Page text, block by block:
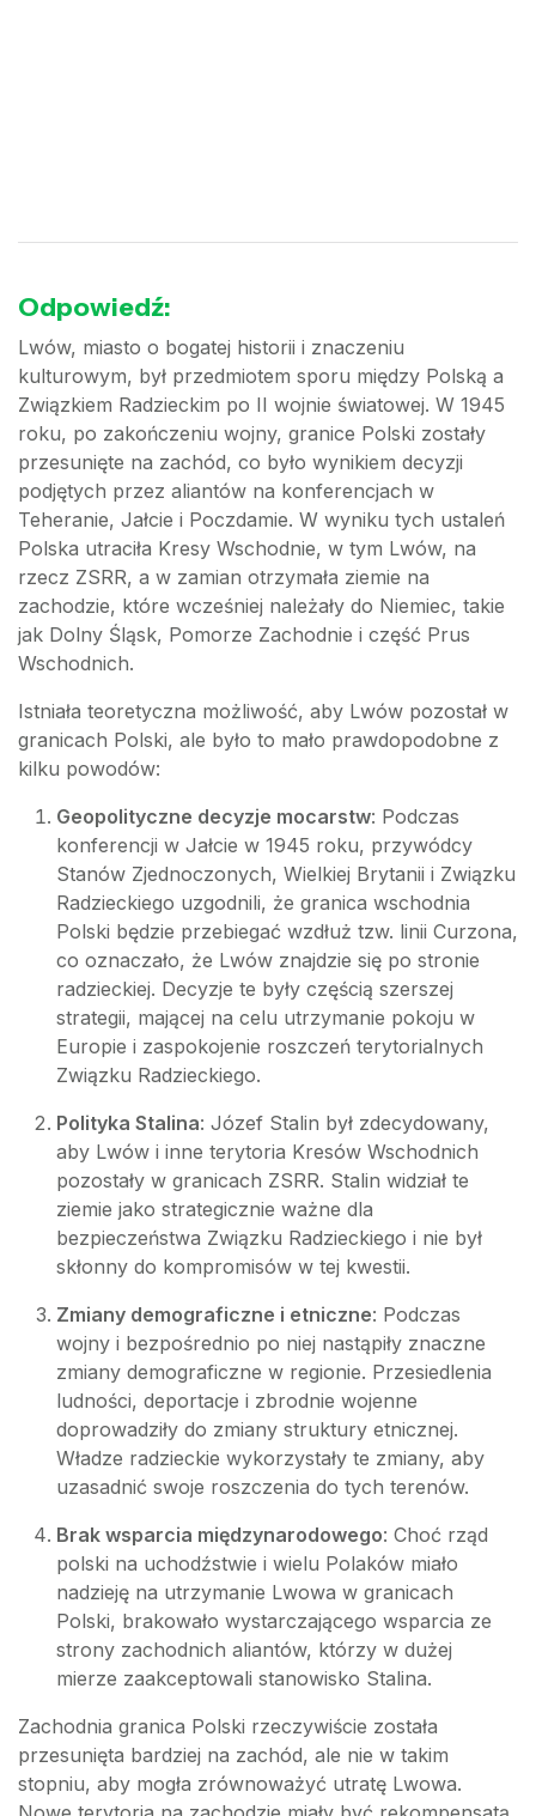
Odpowiedź:
Lwów, miasto o bogatej historii i znaczeniu
kulturowym, był przedmiotem sporu między Polską a
Związkiem Radzieckim po II wojnie światowej. W 1945
roku, po zakończeniu wojny, granice Polski zostały
przesunięte na zachód, co było wynikiem decyzji
podjętych przez aliantów na konferencjach w
Teheranie, Jałcie i Poczdamie. W wyniku tych ustaleń
Polska utraciła Kresy Wschodnie, w tym Lwów, na
rzecz ZSRR, a w zamian otrzymała ziemie na
zachodzie, które wcześniej należały do Niemiec, takie
jak Dolny Śląsk, Pomorze Zachodnie i część Prus
Wschodnich.
Istniała teoretyczna możliwość, aby Lwów pozostał w
granicach Polski, ale było to mało prawdopodobne z
kilku powodów:
Geopolityczne decyzje mocarstw: Podczas
konferencji w Jałcie w 1945 roku, przywódcy
Stanów Zjednoczonych, Wielkiej Brytanii i Związku
Radzieckiego uzgodnili, że granica wschodnia
Polski będzie przebiegać wzdłuż tzw. linii Curzona,
co oznaczało, że Lwów znajdzie się po stronie
radzieckiej. Decyzje te były częścią szerszej
strategii, mającej na celu utrzymanie pokoju w
Europie i zaspokojenie roszczeń terytorialnych
Związku Radzieckiego.
Polityka Stalina: Józef Stalin był zdecydowany,
aby Lwów i inne terytoria Kresów Wschodnich
pozostały w granicach ZSRR. Stalin widział te
ziemie jako strategicznie ważne dla
bezpieczeństwa Związku Radzieckiego i nie był
skłonny do kompromisów w tej kwestii.
Zmiany demograficzne i etniczne: Podczas
wojny i bezpośrednio po niej nastąpiły znaczne
zmiany demograficzne w regionie. Przesiedlenia
ludności, deportacje i zbrodnie wojenne
doprowadziły do zmiany struktury etnicznej.
Władze radzieckie wykorzystały te zmiany, aby
uzasadnić swoje roszczenia do tych terenów.
Brak wsparcia międzynarodowego: Choć rząd
polski na uchodźstwie i wielu Polaków miało
nadzieję na utrzymanie Lwowa w granicach
Polski, brakowało wystarczającego wsparcia ze
strony zachodnich aliantów, którzy w dużej
mierze zaakceptowali stanowisko Stalina.
Zachodnia granica Polski rzeczywiście została
przesunięta bardziej na zachód, ale nie w takim
stopniu, aby mogła zrównoważyć utratę Lwowa.